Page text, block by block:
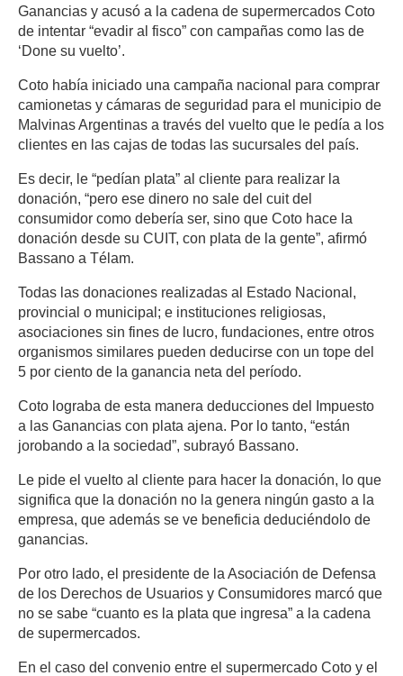
Ganancias y acusó a la cadena de supermercados Coto
de intentar “evadir al fisco” con campañas como las de
‘Done su vuelto’.
Coto había iniciado una campaña nacional para comprar
camionetas y cámaras de seguridad para el municipio de
Malvinas Argentinas a través del vuelto que le pedía a los
clientes en las cajas de todas las sucursales del país.
Es decir, le “pedían plata” al cliente para realizar la
donación, “pero ese dinero no sale del cuit del
consumidor como debería ser, sino que Coto hace la
donación desde su CUIT, con plata de la gente”, afirmó
Bassano a Télam.
Todas las donaciones realizadas al Estado Nacional,
provincial o municipal; e instituciones religiosas,
asociaciones sin fines de lucro, fundaciones, entre otros
organismos similares pueden deducirse con un tope del
5 por ciento de la ganancia neta del período.
Coto lograba de esta manera deducciones del Impuesto
a las Ganancias con plata ajena. Por lo tanto, “están
jorobando a la sociedad”, subrayó Bassano.
Le pide el vuelto al cliente para hacer la donación, lo que
significa que la donación no la genera ningún gasto a la
empresa, que además se ve beneficia deduciéndolo de
ganancias.
Por otro lado, el presidente de la Asociación de Defensa
de los Derechos de Usuarios y Consumidores marcó que
no se sabe “cuanto es la plata que ingresa” a la cadena
de supermercados.
En el caso del convenio entre el supermercado Coto y el